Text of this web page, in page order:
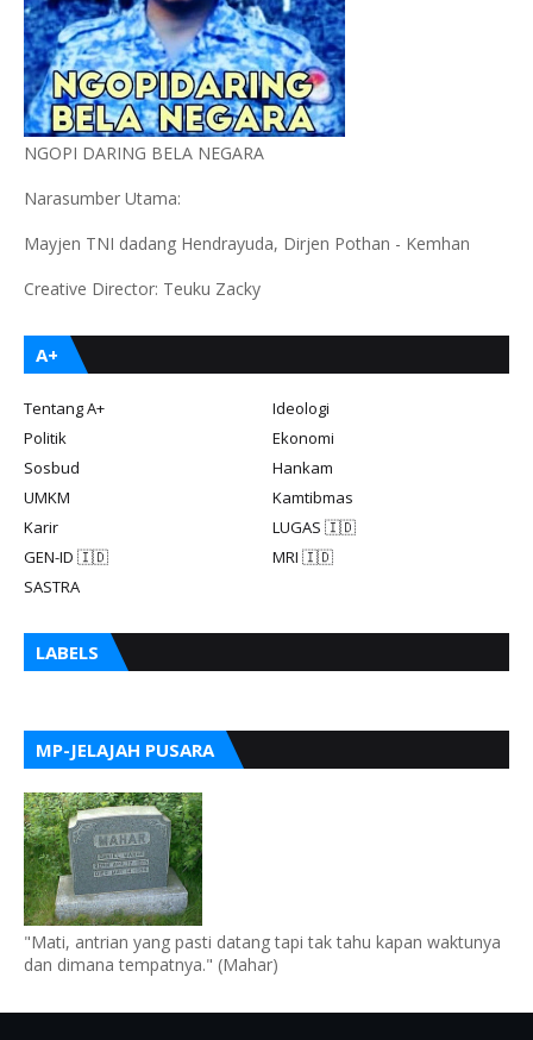
NGOPI DARING BELA NEGARA
Narasumber Utama:
Mayjen TNI dadang Hendrayuda, Dirjen Pothan - Kemhan
Creative Director: Teuku Zacky
A+
Tentang A+
Ideologi
Politik
Ekonomi
Sosbud
Hankam
UMKM
Kamtibmas
Karir
LUGAS 🇮🇩
GEN-ID 🇮🇩
MRI 🇮🇩
SASTRA
LABELS
MP-JELAJAH PUSARA
"Mati, antrian yang pasti datang tapi tak tahu kapan waktunya
dan dimana tempatnya." (Mahar)